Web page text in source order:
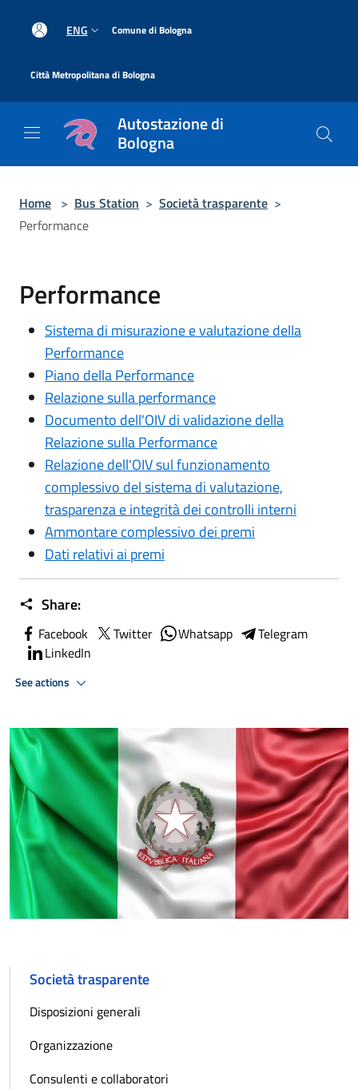
ENG Comune di Bologna
Città Metropolitana di Bologna
Autostazione di
Bologna
Home > Bus Station > Società trasparente >
Performance
Performance
Sistema di misurazione e valutazione della
Performance
Piano della Performance
Relazione sulla performance
Documento dell'OIV di validazione della
Relazione sulla Performance
Relazione dell'OIV sul funzionamento
complessivo del sistema di valutazione,
trasparenza e integrità dei controlli interni
Ammontare complessivo dei premi
Dati relativi ai premi
Share:
Facebook Twitter Whatsapp
Telegram
LinkedIn
See actions
Società trasparente
Disposizioni generali
Organizzazione
Consulenti e collaboratori